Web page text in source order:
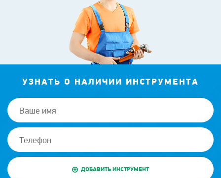
УЗНАТЬ О НАЛИЧИИ ИНСТРУМЕНТА
ДОБАВИТЬ ИНСТРУМЕНТ